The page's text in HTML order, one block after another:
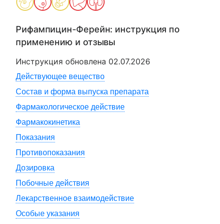
Рифампицин-Ферейн: инструкция по
применению и отзывы
Инструкция обновлена 02.07.2026
Действующее вещество
Состав и форма выпуска препарата
Фармакологическое действие
Фармакокинетика
Показания
Противопоказания
Дозировка
Побочные действия
Лекарственное взаимодействие
Особые указания